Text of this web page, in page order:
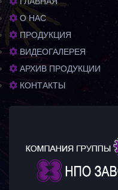
О НАС
ПРОДУКЦИЯ
ВИДЕОГАЛЕРЕЯ
АРХИВ ПРОДУКЦИИ
КОНТАКТЫ